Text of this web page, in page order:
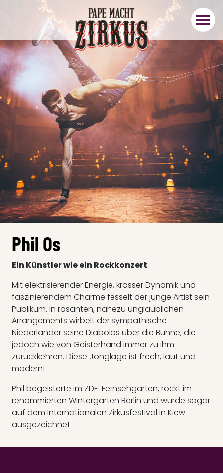
Phil Os
Ein Künstler wie ein Rockkonzert
Mit elektrisierender Energie, krasser Dynamik und
faszinierendem Charme fesselt der junge Artist sein
Publikum. In rasanten, nahezu unglaublichen
Arrangements wirbelt der sympathische
Niederländer seine Diabolos über die Bühne, die
jedoch wie von Geisterhand immer zu ihm
zurückkehren. Diese Jonglage ist frech, laut und
modern!
Phil begeisterte im ZDF-Fernsehgarten, rockt im
renommierten Wintergarten Berlin und wurde sogar
auf dem Internationalen Zirkusfestival in Kiew
ausgezeichnet.